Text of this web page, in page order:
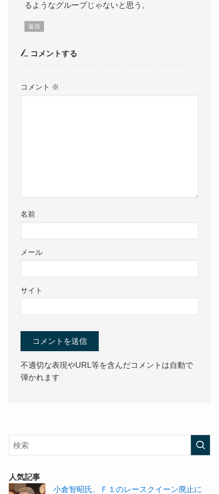
るようなグループじゃないと思う。
返信
コメントする
コメント ※
名前
メール
サイト
不適切な表現やURL等を含んだコメントは自動で
弾かれます
人気記事
小倉智昭氏、Ｆ１のレースクイーン廃止に